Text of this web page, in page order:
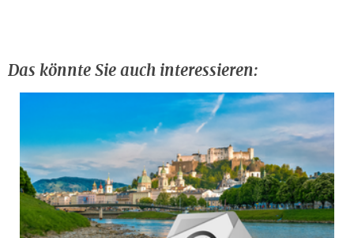
Das könnte Sie auch interessieren: